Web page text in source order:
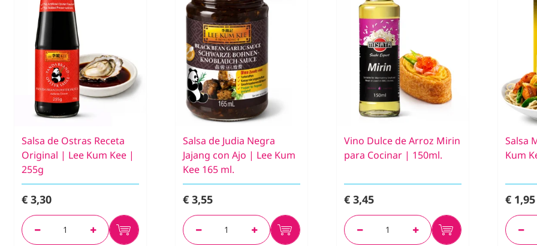
Salsa de Ostras Receta
Original | Lee Kum Kee |
255g
€ 3,30
Salsa de Judia Negra
Jajang con Ajo | Lee Kum
Kee 165 ml.
€ 3,55
Vino Dulce de Arroz Mirin
para Cocinar | 150ml.
€ 3,45
Salsa
Kum
€ 1,95